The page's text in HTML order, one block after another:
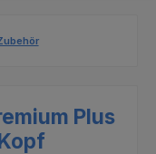
Plus